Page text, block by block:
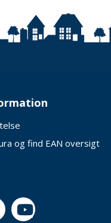
og find EAN oversigt